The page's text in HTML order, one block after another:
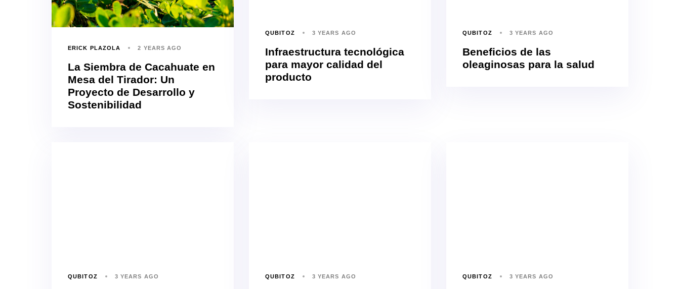
ERICK PLAZOLA 2 YEARS AGO
La Siembra de Cacahuate en
Mesa del Tirador: Un
Proyecto de Desarrollo y
Sostenibilidad
QUBITOZ 3 YEARS AGO
Infraestructura tecnológica
para mayor calidad del
producto
QUBITOZ 3 YEARS AGO
Beneficios de las
oleaginosas para la salud
QUBITOZ 3 YEARS AGO QUBITOZ 3 YEARS AGO QUBITOZ 3 YEARS AGO